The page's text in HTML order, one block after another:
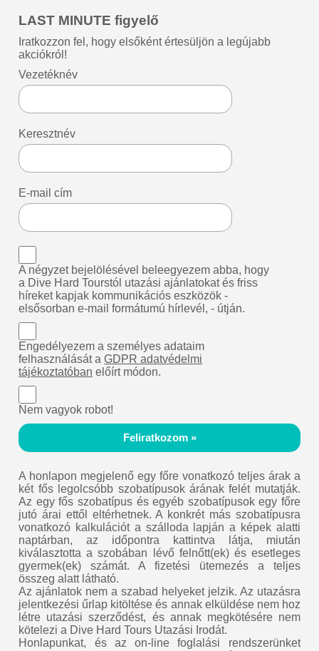
LAST MINUTE figyelő
Iratkozzon fel, hogy elsőként értesüljön a legújabb
akciókról!
Vezetéknév
Keresztnév
E-mail cím
A négyzet bejelölésével beleegyezem abba, hogy
a Dive Hard Tourstól utazási ajánlatokat és friss
híreket kapjak kommunikációs eszközök -
elsősorban e-mail formátumú hírlevél, - útján.
Engedélyezem a személyes adataim
felhasználását aGDPR adatvédelmi
tájékoztatóban előírt módon.
Nem vagyok robot!
Feliratkozom »
A honlapon megjelenő egy főre vonatkozó teljes árak a
két fős legolcsóbb szobatípusok árának felét mutatják.
Az egy fős szobatípus és egyéb szobatípusok egy főre
jutó árai ettől eltérhetnek. A konkrét más szobatípusra
vonatkozó kalkulációt a szálloda lapján a képek alatti
naptárban, az időpontra kattintva látja, miután
kiválasztotta a szobában lévő felnőtt(ek) és esetleges
gyermek(ek) számát. A fizetési ütemezés a teljes
összeg alatt látható.
Az ajánlatok nem a szabad helyeket jelzik. Az utazásra
jelentkezési űrlap kitöltése és annak elküldése nem hoz
létre utazási szerződést, és annak megkötésére nem
kötelezi a Dive Hard Tours Utazási Irodát.
Honlapunkat, és az on-line foglalási rendszerünket